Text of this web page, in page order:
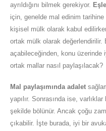
ayrıldığını bilmek gerekiyor.
için, genelde mal edinim tarihine
kişisel mülk olarak kabul
ortak mülk olarak değerlendirilir.
açabileceğinden, konu
ortak mallar nasıl paylaşılacak?
Mal paylaşımında adalet
yapılır. Sonrasında ise,
şekilde bölünür. Ancak çoğu
çıkabilir. İşte burada, iyi bir